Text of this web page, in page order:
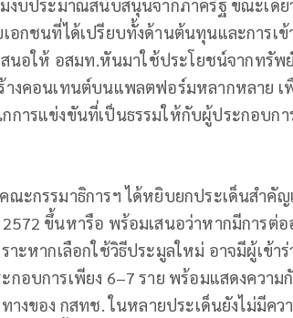
มีงบประมาณสนับสนุนจากภาครัฐ ขณะเดี
อกชนที่ได้เปรียบทั้งด้านต้นทุนและการเ
สนอให้ อสมท.หันมาใช้ประโยชน์จากทรั
งคอนเทนต์บนแพลตฟอร์มหลากหลาย เ
การแข่งขันที่เป็นธรรมให้กับผู้ประกอบกา
ะกรรมาธิการฯ ได้หยิบยกประเด็นสำคัญ
ขึ้นหารือ พร้อมเสนอว่าหากมีการต่
าะหากเลือกใช้วิธีประมูลใหม่ อาจมีผู้เข้า
อบการเพียง 6–7 ราย พร้อมแสดงความ
างของ กสทช. ในหลายประเด็นยังไม่มีค